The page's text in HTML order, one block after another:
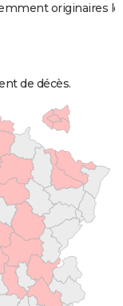
originaires
de décès.